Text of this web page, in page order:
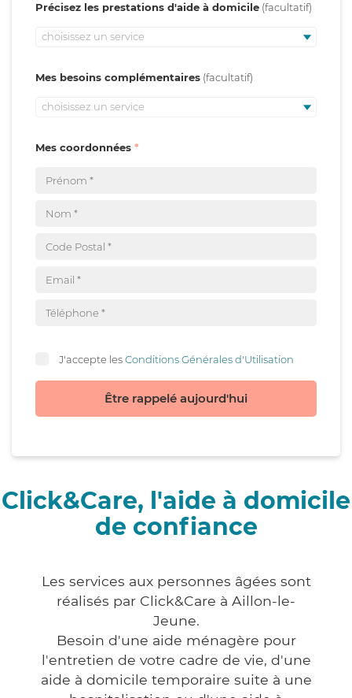
Précisez les prestations d'aide à domicile
choisissez un service
Mes besoins complémentaires
choisissez un service
Mes coordonnées
J'accepte lesConditions Générales d'Utilisation
Être rappelé aujourd'hui
Click&Care, l'aide à domicile
de confiance
Les services aux personnes âgées sont
réalisés par Click&Care à Aillon-le-
Jeune.
Besoin d'une aide ménagère pour
l'entretien de votre cadre de vie, d'une
aide à domicile temporaire suite à une